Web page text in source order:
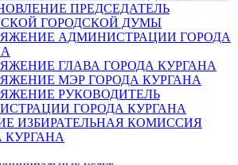
ПРЕДСЕДАТЕЛЬ
ГОРОДСКОЙ ДУМЫ
АДМИНИСТРАЦИИ ГОРОДА
ГЛАВА ГОРОДА КУРГАНА
МЭР ГОРОДА КУРГАНА
РУКОВОДИТЕЛЬ
ГОРОДА КУРГАНА
ИЗБИРАТЕЛЬНАЯ КОМИССИЯ
КУРГАНА